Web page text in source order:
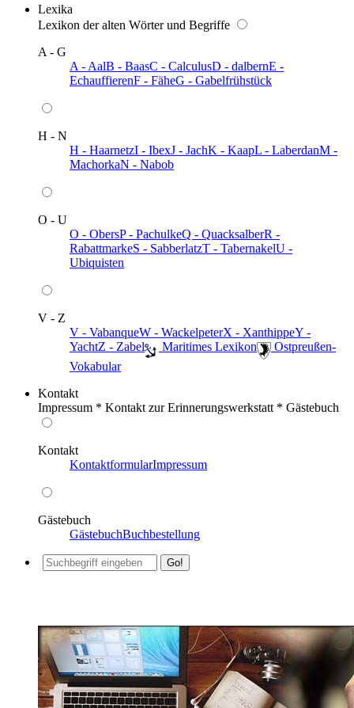
Lexika
Lexikon der alten Wörter und Begriffe
A - G
A - AalB - BaasC - CalculusD - dalbernE -
EchauffierenF - FäheG - Gabelfrühstück
H - N
H - HaarnetzI - IbexJ - JachK - KaapL - LaberdanM -
MachorkaN - Nabob
O - U
O - ObersP - PachulkeQ - QuacksalberR -
RabattmarkeS - SabberlatzT - TabernakelU -
Ubiquisten
V - Z
V - VabanqueW - WackelpeterX - XanthippeY -
YachtZ - Zabel ️ Maritimes Lexikon
️ Ostpreußen-
Vokabular
Kontakt
Impressum * Kontakt zur Erinnerungswerkstatt * Gästebuch
Kontakt
KontaktformularImpressum
Gästebuch
GästebuchBuchbestellung